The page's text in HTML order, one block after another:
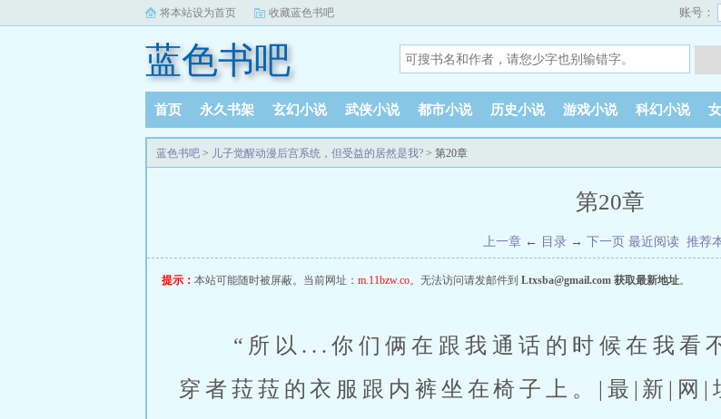
将本站设为首页 收藏蓝色书吧 账号：
蓝色书吧
首页 永久书架 玄幻小说 武侠小说 都市小说 历史小说 游戏小说 科幻小说
完本小说 阅读记录
蓝色书吧 > 儿子觉醒动漫后宫系统，但受益的居然是我? > 第20章
第20章
上一章 ← 目录 → 下一页 最近阅读 推荐
提示： 本站可能随时被屏蔽。当前网址： m.11bzw.co。无法访问请发邮件到 Ltxsba@gmail.com 获取最新地址。
穿者菈菈的衣服跟内裤坐在椅子上。|最|新|